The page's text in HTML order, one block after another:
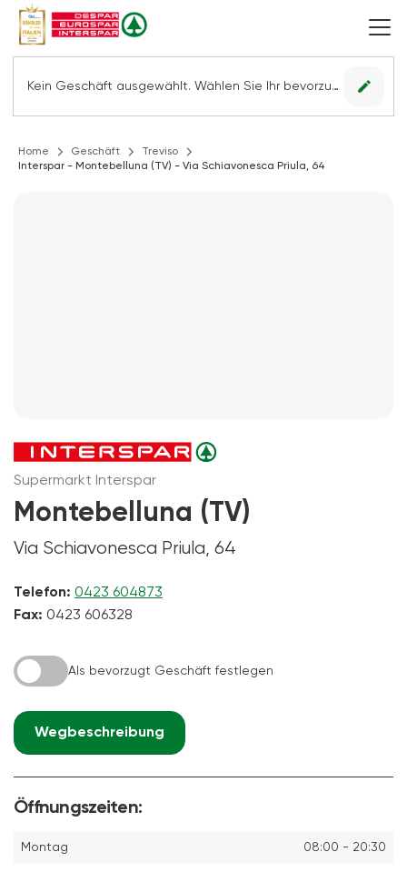
Kein Geschäft ausgewählt. Wählen Sie Ihr bevorzugtes Geschäft, um alle Angebote sehen zu können. edit
Home Geschäft
Treviso
Interspar - Montebelluna (TV) - Via Schiavonesca Priula, 64
Supermarkt Interspar
Montebelluna (TV)
Via Schiavonesca Priula, 64
Telefon: 0423 604873
Fax: 0423 606328
Als bevorzugt Geschäft festlegen
Wegbeschreibung
Öffnungszeiten:
Montag 08:00 - 20:30